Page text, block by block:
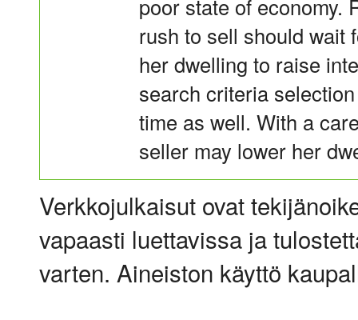
poor state of economy.
rush to sell should wait
her dwelling to raise
search criteria
time as well. With a
seller may lower her
Verkkojulkaisut ovat
vapaasti luettavissa ja
varten. Aineiston käyttö